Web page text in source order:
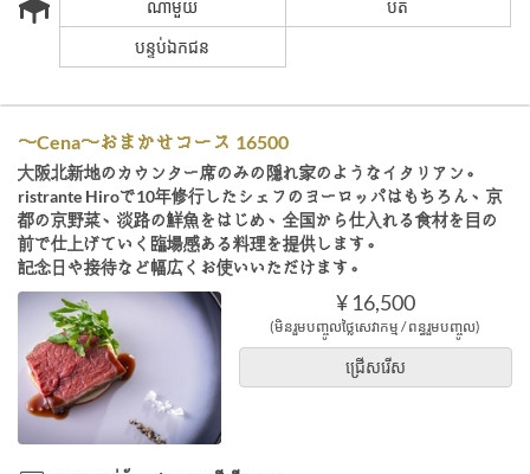
ណាមួយ
បត់
បន្ទប់ឯកជន
〜Cena〜おまかせコース 16500
大阪北新地のカウンター席のみの隠れ家のようなイタリアン。
ristrante Hiroで10年修行したシェフのヨーロッパはもちろん、京
都の京野菜、淡路の鮮魚をはじめ、全国から仕入れる食材を目の
前で仕上げていく臨場感ある料理を提供します。
記念日や接待など幅広くお使いいただけます。
¥ 16,500
(មិនរួមបញ្ចូលថ្លៃសេវាកម្ម / ពន្ធរួមបញ្ចូល)
ជ្រើសរើស